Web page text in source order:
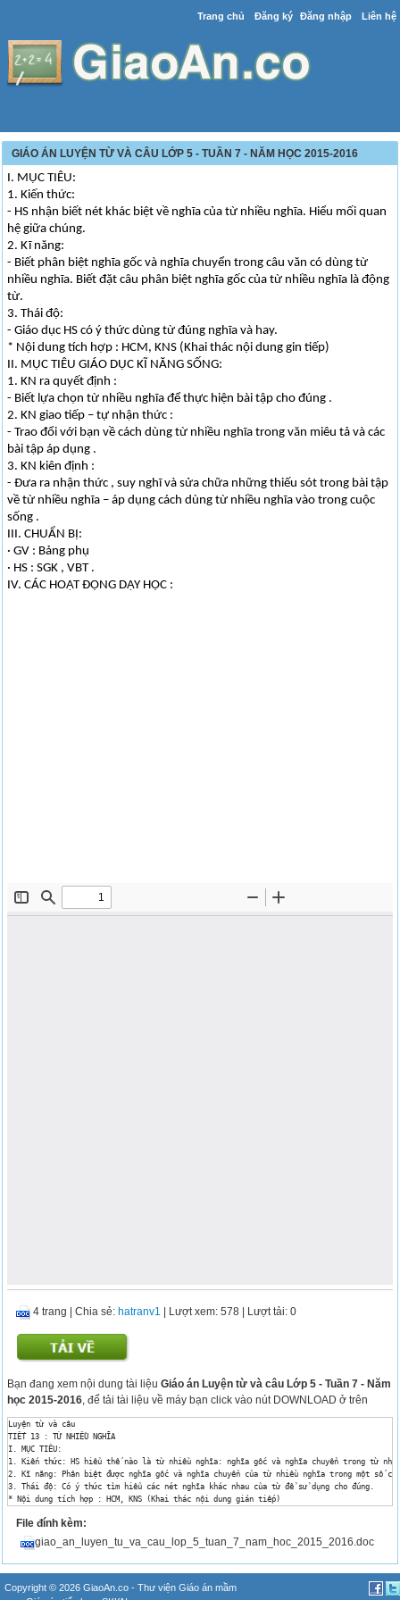
Trang chủ Đăng ký Đăng nhập Liên hệ
GIÁO ÁN LUYỆN TỪ VÀ CÂU LỚP 5 - TUẦN 7 - NĂM HỌC 2015-2016
I. MỤC TIÊU:
1. Kiến thức:
- HS nhận biết nét khác biệt về nghĩa của từ nhiều nghĩa. Hiểu mối quan
hệ giữa chúng.
2. Kĩ năng:
- Biết phân biệt nghĩa gốc và nghĩa chuyển trong câu văn có dùng từ
nhiều nghĩa. Biết đặt câu phân biệt nghĩa gốc của từ nhiều nghĩa là động
từ.
3. Thái độ:
- Giáo dục HS có ý thức dùng từ đúng nghĩa và hay.
* Nội dung tích hợp : HCM, KNS (Khai thác nội dung gin tiếp)
II. MỤC TIÊU GIÁO DỤC KĨ NĂNG SỐNG:
1. KN ra quyết định :
- Biết lựa chọn từ nhiều nghĩa để thực hiện bài tập cho đúng .
2. KN giao tiếp – tự nhận thức :
- Trao đổi với bạn về cách dùng từ nhiều nghĩa trong văn miêu tả và các
bài tập áp dụng .
3. KN kiên định :
- Đưa ra nhận thức , suy nghĩ và sửa chữa những thiếu sót trong bài tập
về từ nhiều nghĩa – áp dụng cách dùng từ nhiều nghĩa vào trong cuộc
sống .
III. CHUẨN BỊ:
· GV : Bảng phụ
· HS : SGK , VBT .
IV. CÁC HOẠT ĐỘNG DẠY HỌC :
4 trang |Chia sẻ: hatranv1 | Lượt xem: 578 | Lượt tải: 0
Bạn đang xem nội dung tài liệuGiáo án Luyện từ và câu Lớp 5 - Tuần 7 - Năm
học 2015-2016 , để tải tài liệu về máy bạn click vào nút DOWNLOAD ở trên
Luyện từ và câu
TIẾT 13 : TỪ NHIỀU NGHĨA
I. MỤC TIÊU:
1. Kiến thức: HS hiểu thế nào là từ nhiều nghĩa: nghĩa gốc và nghĩa chuyển trong từ
2. Kĩ năng: Phân biệt được nghĩa gốc và nghĩa chuyển của từ nhiều nghĩa trong một số
3. Thái độ: Có ý thức tìm hiểu các nét nghĩa khác nhau của từ để sử dụng cho đúng.
* Nội dung tích hợp : HCM, KNS (Khai thác nội dung gián tiếp)
1. KN ra quyết định : Biết lựa chọn từ nhiều nghĩa trong văn miêu tả và trong ca dao,
2. KN giao tiếp – tự nhận thức : Trao đổi với bạn về cách dùng từ nhiều nghĩa trong
3. KN kiên định: Đưa ra nhthức, suy nghĩ và sửa chữa những thiếu sót trong bài tập về
GV: Bảng từ - Giấy - Từ điển đồng nghĩa Tiếng Việt
HS : SGK , VBT .
File đính kèm:
giao_an_luyen_tu_va_cau_lop_5_tuan_7_nam_hoc_2015_2016.doc
Copyright © 2026 GiaoAn.co - Thư viện Giáo án mầm